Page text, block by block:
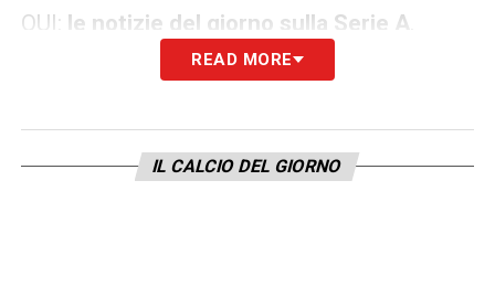
QUI: le notizie del giorno sulla Serie A
READ MORE
IL CALCIO DEL GIORNO